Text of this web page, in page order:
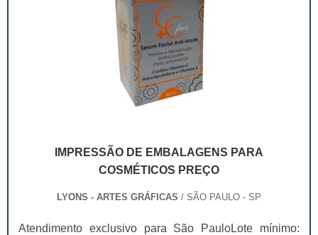
IMPRESSÃO DE EMBALAGENS PARA
COSMÉTICOS PREÇO
LYONS - ARTES GRÁFICAS / SÃO PAULO - SP
Atendimento exclusivo para São PauloLote mínimo: